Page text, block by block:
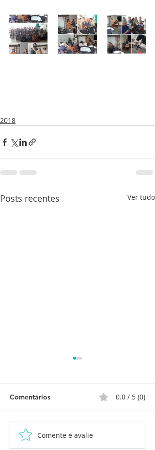
2018
Posts recentes Ver tudo
OFICINA DE CULINÁRIA
Comentários 0.0 / 5 (0)
Comente e avalie